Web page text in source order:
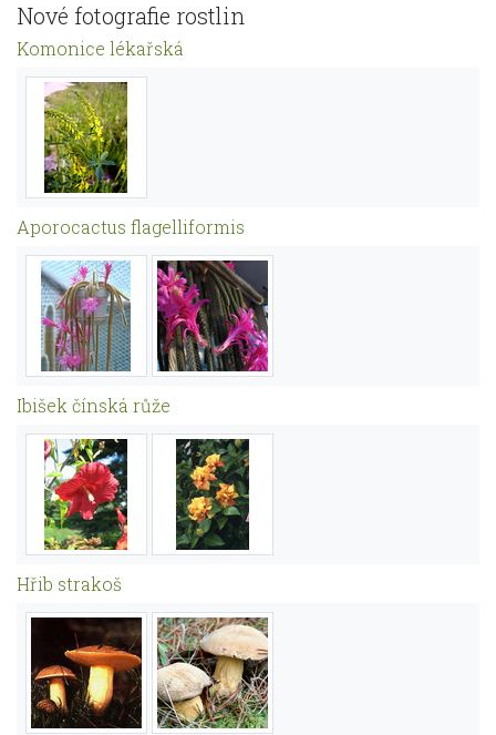
Nové fotografie rostlin
Komonice lékařská
Aporocactus flagelliformis
Ibišek čínská růže
Hřib strakoš